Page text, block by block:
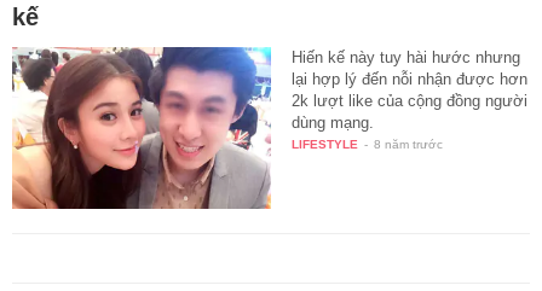
kế
Hiến kế này tuy hài hước nhưng
lại hợp lý đến nỗi nhận được hơn
2k lượt like của cộng đồng người
dùng mạng.
LIFESTYLE - 8 năm trước